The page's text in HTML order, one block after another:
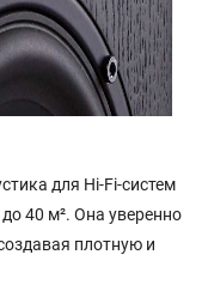
для Hi-Fi-систем
40 м². Она уверенно
плотную и